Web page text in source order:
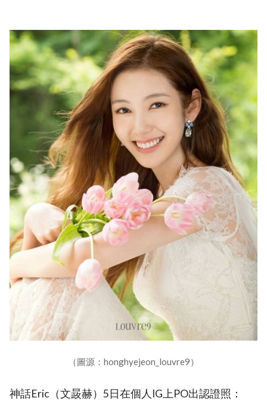
（圖源：honghyejeon_louvre9）
神話Eric（文晸赫）5日在個人IG上PO出認證照：